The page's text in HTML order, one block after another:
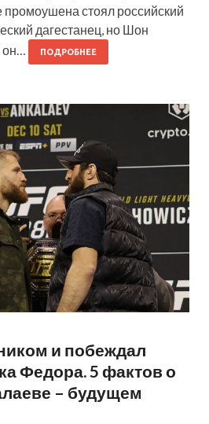
промоушена стоял российский
дагестанец, но Шон
ПОДРОБНЕЕ
и побеждал
Федора. 5 фактов о
– будущем